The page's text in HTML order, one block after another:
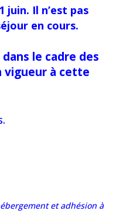
juin. Il n’est pas
en cours.
le cadre des
vigueur à cette
et adhésion à